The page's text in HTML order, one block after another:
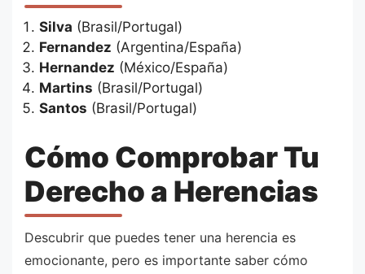
Silva (Brasil/Portugal)
Fernandez (Argentina/España)
Hernandez (México/España)
Martins (Brasil/Portugal)
Santos (Brasil/Portugal)
Cómo Comprobar Tu
Derecho a Herencias
Descubrir que puedes tener una herencia es
emocionante, pero es importante saber cómo